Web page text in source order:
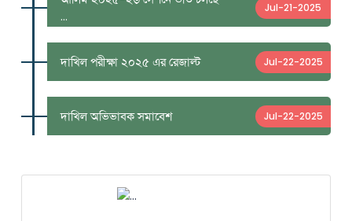
...
Jul-21-2025
দাখিল পরীক্ষা ২০২৫ এর রেজাল্ট Jul-22-2025
দাখিল অভিভাবক সমাবেশ Jul-22-2025